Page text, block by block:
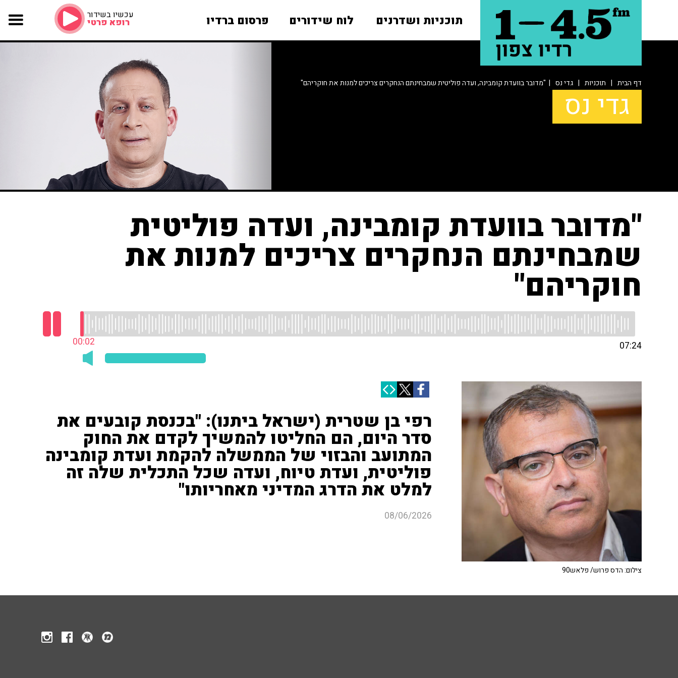
תוכניות ושדרנים לוח שידורים פרסום ברדיו עכשיו בשידור
רופא פרטי
דף הבית | תוכניות | גדי נס | "מדובר בוועדת קומבינה, ועדה פוליטית שמבחינתם הנחקרים צריכים למנות את חוקריהם"
גדי נס
"מדובר בוועדת קומבינה, ועדה פוליטית
שמבחינתם הנחקרים צריכים למנות את
חוקריהם"
00:03 07:24
רפי בן שטרית (ישראל ביתנו): "בכנסת קובעים את
סדר היום, הם החליטו להמשיך לקדם את החוק
המתועב והבזוי של הממשלה להקמת ועדת קומבינה
פוליטית, ועדת טיוח, ועדה שכל התכלית שלה זה
למלט את הדרג המדיני מאחריותו"
08/06/2026
צילום: הדס פרוש/ פלאש90